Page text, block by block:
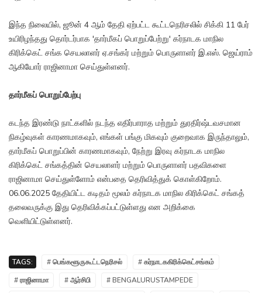
இந்த நிலையில், ஜூன் 4 ஆம் தேதி ஏற்பட்ட கூட்டநெரிசலில் சிக்கி 11 பேர்
உயிரிழந்தது தொர்டர்பாக 'தார்மீகப் பொறுப்பேற்று' கர்நாடக மாநில
கிரிக்கெட் சங்க செயலாளர் ஏ.சங்கர் மற்றும் பொருளாளர் இ.எஸ். ஜெய்ராம்
ஆகியோர் ராஜினாமா செய்துள்ளனர்.
தார்மீகப் பொறுப்பேற்பு
கடந்த இரண்டு நாட்களில் நடந்த எதிர்பாராத மற்றும் துரதிர்ஷ்டவசமான
நிகழ்வுகள் காரணமாகவும், எங்கள் பங்கு மிகவும் குறைவாக இருந்தாலும்,
தார்மீகப் பொறுப்பின் காரணமாகவும், நேற்று இரவு கர்நாடக மாநில
கிரிக்கெட் சங்கத்தின் செயலாளர் மற்றும் பொருளாளர் பதவிகளை
ராஜினாமா செய்துள்ளோம் என்பதை தெரிவித்துக் கொள்கிறோம்.
06.06.2025 தேதியிட்ட கடிதம் மூலம் கர்நாடக மாநில கிரிக்கெட் சங்கத்
தலைவருக்கு இது தெரிவிக்கப்பட்டுள்ளது என அறிக்கை
வெளியிட்டுள்ளனர்.
TAGS: # பெங்களூருகூட்டநெரிசல்
# கர்நாடககிரிக்கெட்சங்கம்
# ராஜினாமா
# ஆர்சிபி
# BENGALURUSTAMPEDE